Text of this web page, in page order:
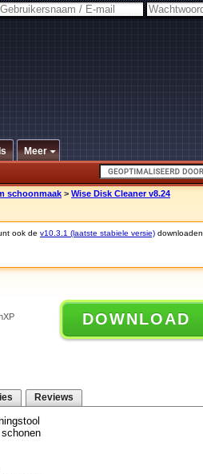
Meer
schoonmaak > Wise Disk Cleaner v8.24
ook de v10.3.1 (laatste stabiele versie) downloaden.
DOWNLOAD
Reviews